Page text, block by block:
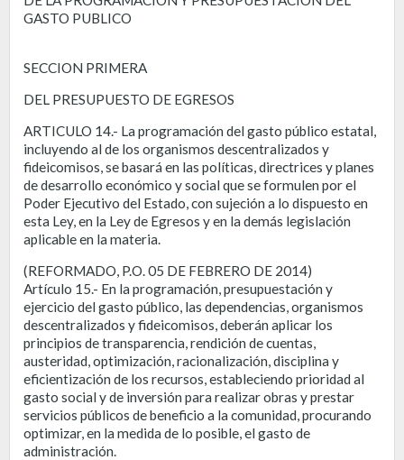
GASTO PUBLICO
SECCION PRIMERA
DEL PRESUPUESTO DE EGRESOS
ARTICULO 14.- La programación del gasto público estatal,
incluyendo al de los organismos descentralizados y
fideicomisos, se basará en las políticas, directrices y planes
de desarrollo económico y social que se formulen por el
Poder Ejecutivo del Estado, con sujeción a lo dispuesto en
esta Ley, en la Ley de Egresos y en la demás legislación
aplicable en la materia.
(REFORMADO, P.O. 05 DE FEBRERO DE 2014)
Artículo 15.- En la programación, presupuestación y
ejercicio del gasto público, las dependencias, organismos
descentralizados y fideicomisos, deberán aplicar los
principios de transparencia, rendición de cuentas,
austeridad, optimización, racionalización, disciplina y
eficientización de los recursos, estableciendo prioridad al
gasto social y de inversión para realizar obras y prestar
servicios públicos de beneficio a la comunidad, procurando
optimizar, en la medida de lo posible, el gasto de
administración.